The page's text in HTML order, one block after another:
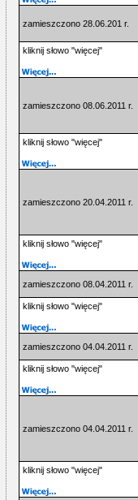
zamieszczono 28.06.201 r.
kliknij słowo "więcej"
zamieszczono 08.06.2011 r.
kliknij słowo "więcej"
zamieszczono 20.04.2011 r.
kliknij słowo "więcej"
zamieszczono 08.04.2011 r.
kliknij słowo "więcej"
zamieszczono 04.04.2011 r.
kliknij słowo "więcej"
zamieszczono 04.04.2011 r.
kliknij słowo "więcej"